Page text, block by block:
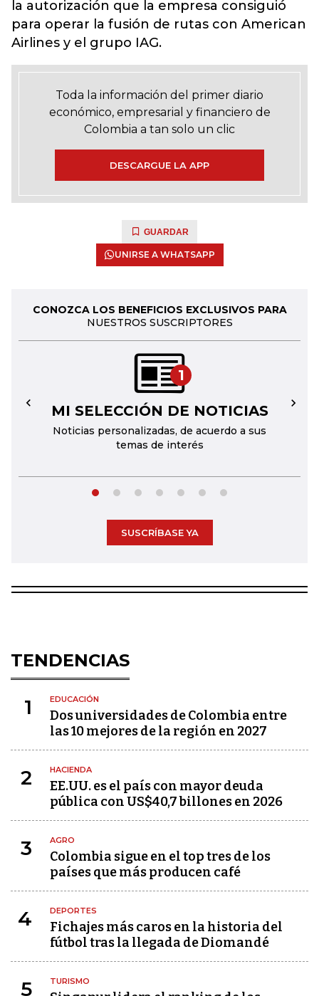
la autorización que la empresa consiguió
para operar la fusión de rutas con American
Airlines y el grupo IAG.
Toda la información del primer diario
económico, empresarial y financiero de
Colombia a tan solo un clic
DESCARGUE LA APP
GUARDAR
UNIRSE A WHATSAPP
CONOZCA LOS BENEFICIOS EXCLUSIVOS PARA
NUESTROS SUSCRIPTORES
1
MI SELECCIÓN DE NOTICIAS
Noticias personalizadas, de acuerdo a sus
temas de interés
← →
SUSCRÍBASE YA
TENDENCIAS
1 EDUCACIÓN
Dos universidades de Colombia entre
las 10 mejores de la región en 2027
2 HACIENDA
EE.UU. es el país con mayor deuda
pública con US$40,7 billones en 2026
3 AGRO
Colombia sigue en el top tres de los
países que más producen café
4 DEPORTES
Fichajes más caros en la historia del
fútbol tras la llegada de Diomandé
5 TURISMO